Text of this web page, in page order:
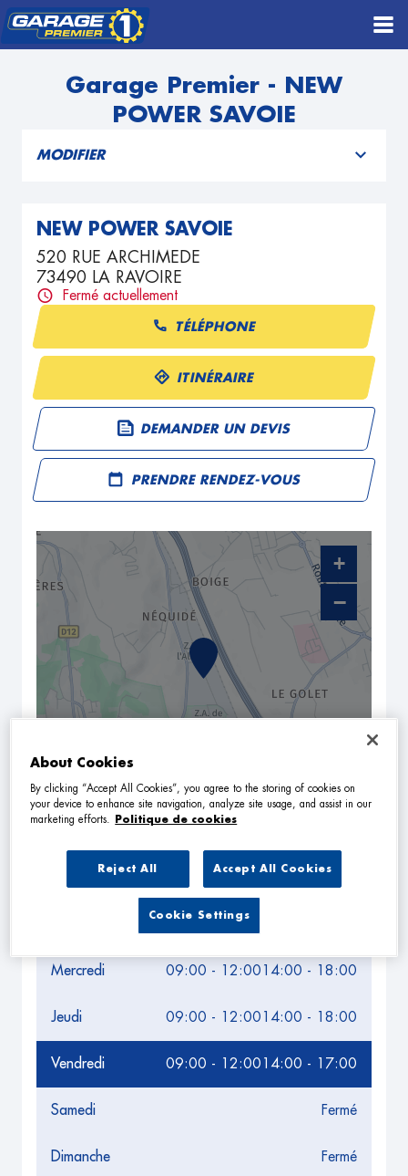
Garage Premier - NEW
POWER SAVOIE
MODIFIER
NEW POWER SAVOIE
520 RUE ARCHIMEDE
73490 LA RAVOIRE
Fermé actuellement
TÉLÉPHONE
ITINÉRAIRE
DEMANDER UN DEVIS
PRENDRE RENDEZ-VOUS
09:00 - 12:00
09:00 - 12:00
Mercredi 09:00 - 12:00 14:00 - 18:00
Jeudi 09:00 - 12:00 14:00 - 18:00
Vendredi 09:00 - 12:00 14:00 - 17:00
Samedi Fermé
Dimanche Fermé
+
−
NAVIGUER ITINÉRAIRE
About Cookies
By clicking “Accept All Cookies”, you agree to the storing of cookies on
your device to enhance site navigation, analyze site usage, and assist in our
marketing efforts.
Politique de cookies
Reject All Accept All Cookies
Cookie Settings